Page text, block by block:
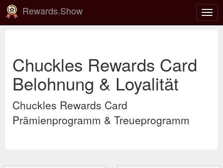
ein-/
Rewards.Show
Chuckles Rewards Card
Belohnung & Loyalität
Chuckles Rewards Card
Prämienprogramm & Treueprogramm